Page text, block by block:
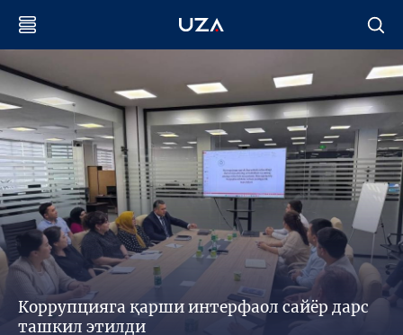
Коррупцияга қарши интерфаол сайёр дарс
ташкил этилди